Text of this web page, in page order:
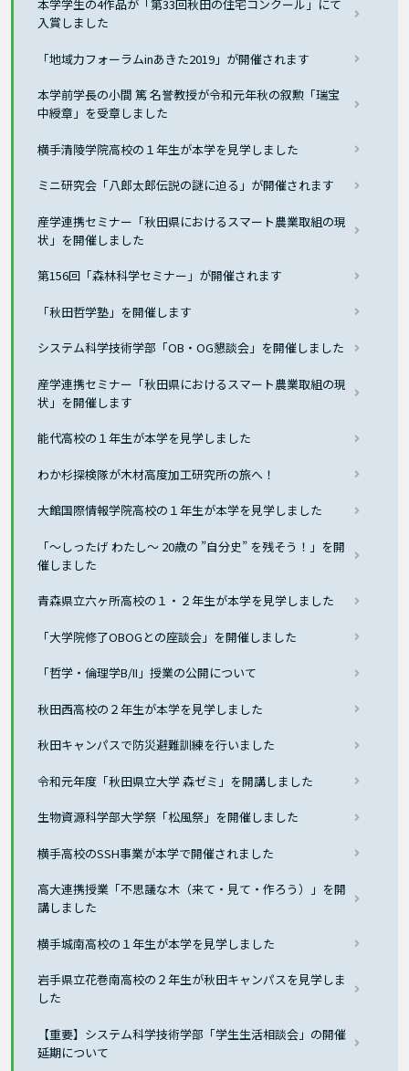
本学学生の4作品が「第33回秋田の住宅コンクール」にて
入賞しました
「地域力フォーラムinあきた2019」が開催されます
本学前学長の小間 篤 名誉教授が令和元年秋の叙勲「瑞宝
中綬章」を受章しました
横手清陵学院高校の１年生が本学を見学しました
ミニ研究会「八郎太郎伝説の謎に迫る」が開催されます
産学連携セミナー「秋田県におけるスマート農業取組の現
状」を開催しました
第156回「森林科学セミナー」が開催されます
「秋田哲学塾」を開催します
システム科学技術学部「OB・OG懇談会」を開催しました
産学連携セミナー「秋田県におけるスマート農業取組の現
状」を開催します
能代高校の１年生が本学を見学しました
わか杉探検隊が木材高度加工研究所の旅へ！
大館国際情報学院高校の１年生が本学を見学しました
「～しったげ わたし～ 20歳の ”自分史” を残そう！」を開
催しました
青森県立六ヶ所高校の１・２年生が本学を見学しました
「大学院修了OBOGとの座談会」を開催しました
「哲学・倫理学B/II」授業の公開について
秋田西高校の２年生が本学を見学しました
秋田キャンパスで防災避難訓練を行いました
令和元年度「秋田県立大学 森ゼミ」を開講しました
生物資源科学部大学祭「松風祭」を開催しました
横手高校のSSH事業が本学で開催されました
高大連携授業「不思議な木（来て・見て・作ろう）」を開
講しました
横手城南高校の１年生が本学を見学しました
岩手県立花巻南高校の２年生が秋田キャンパスを見学しま
した
【重要】システム科学技術学部「学生生活相談会」の開催
延期について